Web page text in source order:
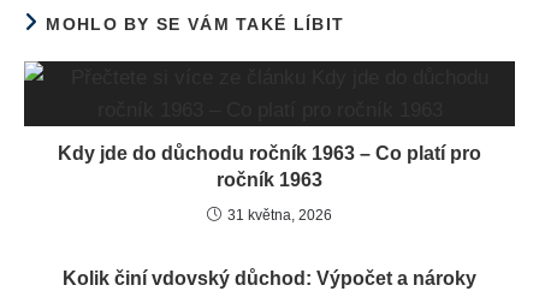
MOHLO BY SE VÁM TAKÉ LÍBIT
Kdy jde do důchodu ročník 1963 – Co platí pro
ročník 1963
31 května, 2026
Kolik činí vdovský důchod: Výpočet a nároky